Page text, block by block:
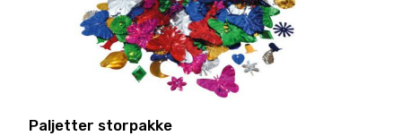
Paljetter storpakke